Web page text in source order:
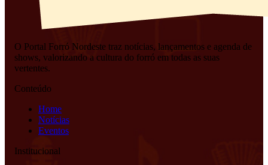
O Portal Forró Nordeste traz notícias, lançamentos e agenda de
shows, valorizando a cultura do forró em todas as suas
vertentes.
Conteúdo
Home
Notícias
Eventos
Institucional